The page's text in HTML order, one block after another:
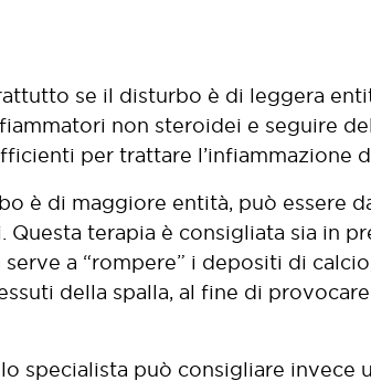
se il disturbo è di leggera
non steroidei e seguire
per trattare l’infiammazione
è di maggiore entità, può essere
Questa terapia è consigliata sia in
a “rompere” i depositi di
della spalla, al fine di
specialista può consigliare invece